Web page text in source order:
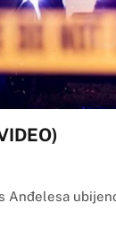
Anđelesa